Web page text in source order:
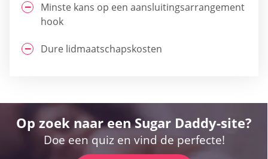
Minste kans op een aansluitingsarrangement
hook
Dure lidmaatschapskosten
Op zoek naar een Sugar Daddy-site?
Doe een quiz en vind de perfecte!